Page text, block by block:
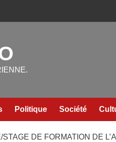
Politique Société
STAGE DE FORMATION DE